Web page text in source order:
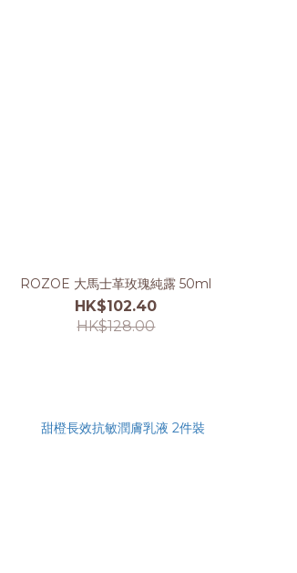
ROZOE 大馬士革玫瑰純露 50ml
HK$102.40
HK$128.00